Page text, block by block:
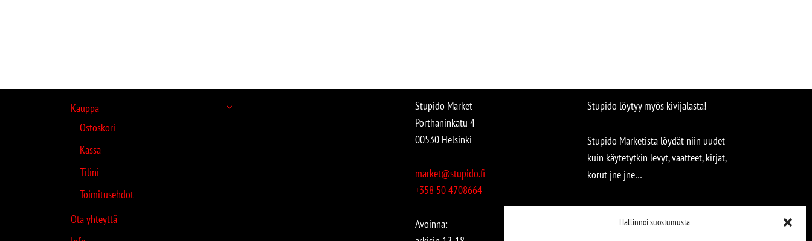
Hallinnoi suostumusta
Kauppa
Ostoskori
Kassa
Tilini
Toimitusehdot
Ota yhteyttä
Stupido Market
Porthaninkatu 4
00530 Helsinki
market@stupido.fi
+358 50 4708664
Avoinna:
Stupido löytyy myös kivijalasta!
Stupido Marketista löydät niin uudet
kuin käytetytkin levyt, vaatteet, kirjat,
korut jne jne…